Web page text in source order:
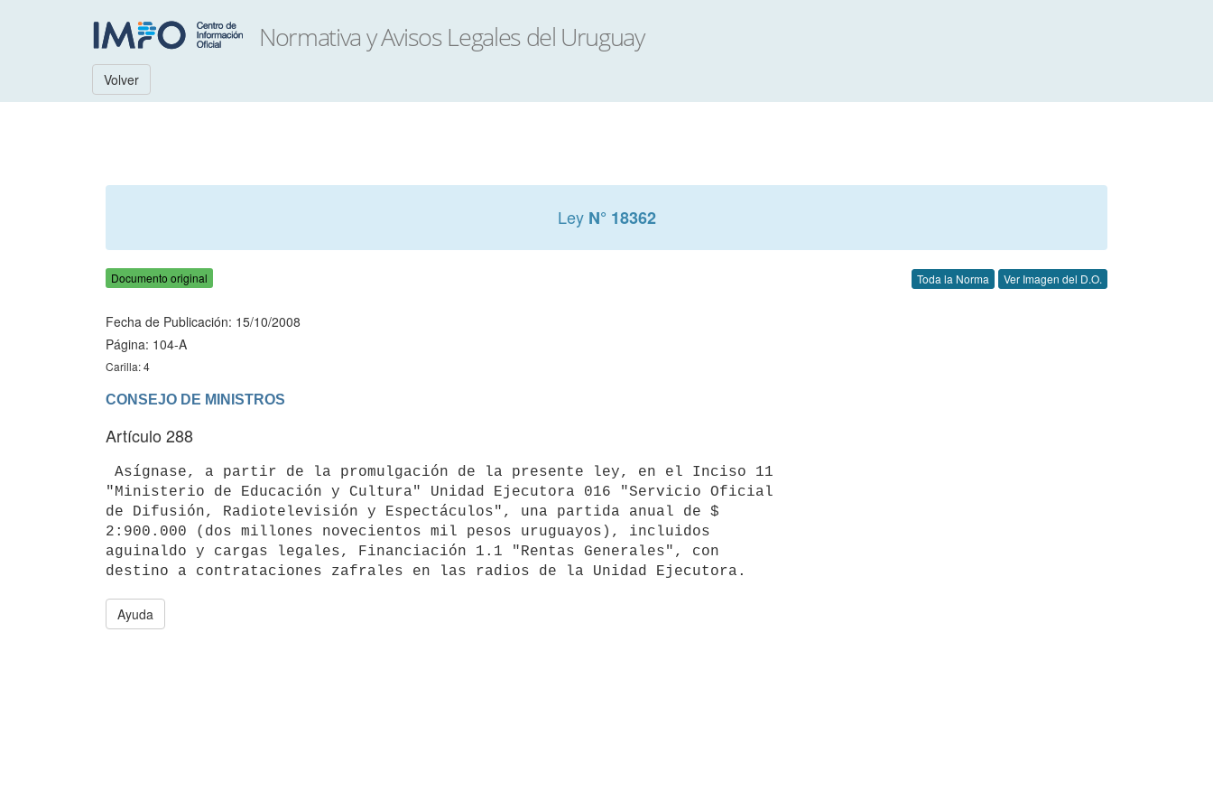
Volver
Ley N° 18362
Documento original Toda la Norma Ver Imagen del D.O.
Fecha de Publicación: 15/10/2008
Página: 104-A
Carilla: 4
Artículo 288
"Ministerio de Educación y Cultura" Unidad Ejecutora 016 "Servicio Oficial
de Difusión, Radiotelevisión y Espectáculos", una partida anual de $
2:900.000 (dos millones novecientos mil pesos uruguayos), incluidos
aguinaldo y cargas legales, Financiación 1.1 "Rentas Generales", con
Ayuda